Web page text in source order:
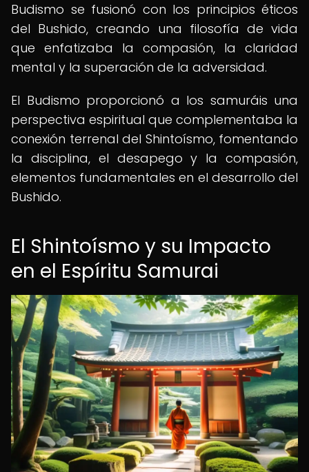
Budismo se fusionó con los principios éticos
del Bushido, creando una filosofía de vida
que enfatizaba la compasión, la claridad
mental y la superación de la adversidad.
El Budismo proporcionó a los samuráis una
perspectiva espiritual que complementaba la
conexión terrenal del Shintoísmo, fomentando
la disciplina, el desapego y la compasión,
elementos fundamentales en el desarrollo del
Bushido.
El Shintoísmo y su Impacto
en el Espíritu Samurai